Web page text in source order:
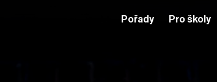
Pořady Pro školy